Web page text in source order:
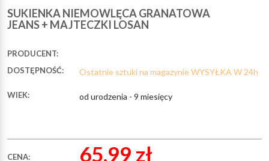
SUKIENKA NIEMOWLĘCA GRANATOWA
JEANS + MAJTECZKI LOSAN
PRODUCENT:
DOSTĘPNOŚĆ:
Ostatnie sztuki na magazynie WYSYŁKA W 24h
WIEK: od urodzenia - 9 miesięcy
CENA: 65.99 zł